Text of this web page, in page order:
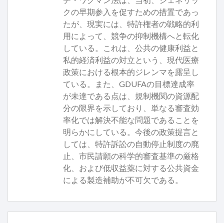
クの早期参入を促すための措置であっ
たが、現実には、特許権者の戦略的利
用によって、競争の抑制機構へと転化
している。これは、公共の健康利益と
私的経済利益の対立という、現代医療
政策における根本的ジレンマを露呈し
ている。また、GDUFAの目標達成率
が未達である点は、規制機関の資源配
分の限界を示しており、単なる審査効
率化では解決不能な問題であることを
明らかにしている。今後の政策提言と
しては、特許訴訟の自動停止制度の廃
止、市民請願の科学的審査基準の厳格
化、および低収益薬に対する公共資金
による製造補助が不可欠である。